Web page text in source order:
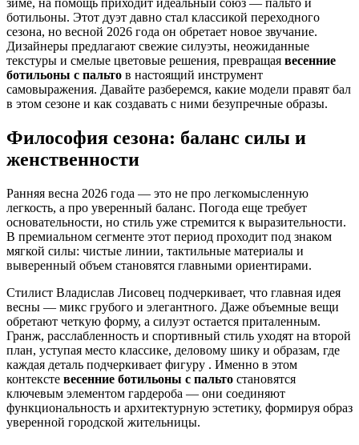
зиме, на помощь приходит идеальный союз — пальто и
ботильоны. Этот дуэт давно стал классикой переходного
сезона, но весной 2026 года он обретает новое звучание.
Дизайнеры предлагают свежие силуэты, неожиданные
текстуры и смелые цветовые решения, превращая весенние
ботильоны с пальто в настоящий инструмент
самовыражения. Давайте разберемся, какие модели правят бал
в этом сезоне и как создавать с ними безупречные образы.
Философия сезона: баланс силы и
женственности
Ранняя весна 2026 года — это не про легкомысленную
легкость, а про уверенный баланс. Погода еще требует
основательности, но стиль уже стремится к выразительности.
В премиальном сегменте этот период проходит под знаком
мягкой силы: чистые линии, тактильные материалы и
выверенный объем становятся главными ориентирами.
Стилист Владислав Лисовец подчеркивает, что главная идея
весны — микс грубого и элегантного. Даже объемные вещи
обретают четкую форму, а силуэт остается приталенным.
Гранж, расслабленность и спортивный стиль уходят на второй
план, уступая место классике, деловому шику и образам, где
каждая деталь подчеркивает фигуру . Именно в этом
контексте весенние ботильоны с пальто становятся
ключевым элементом гардероба — они соединяют
функциональность и архитектурную эстетику, формируя образ
уверенной городской жительницы.